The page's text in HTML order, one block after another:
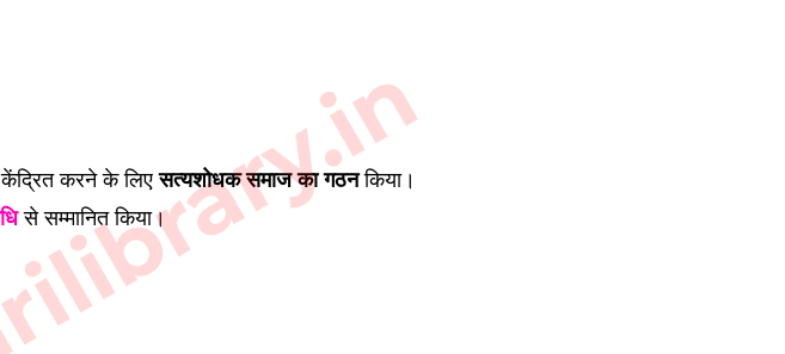
करने के लिएसत्यशोधक समाज का गठनकिया।
से सम्मानित किया।